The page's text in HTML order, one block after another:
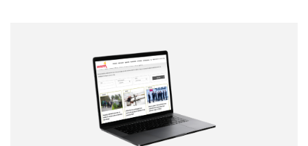
Correo electrónico
Tipo de comentario